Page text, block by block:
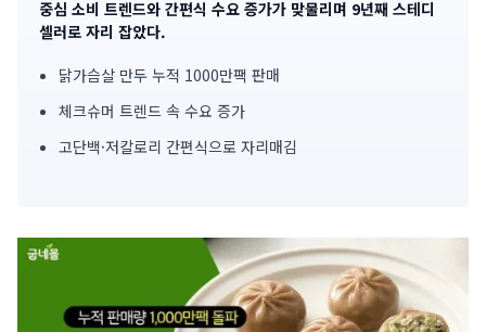
사
핵
심
중심 소비 트렌드와 간편식 수요 증가가 맞물리며 9년째 스테디
셀러로 자리 잡았다.
닭가슴살 만두 누적 1000만팩 판매
체크슈머 트렌드 속 수요 증가
고단백·저칼로리 간편식으로 자리매김